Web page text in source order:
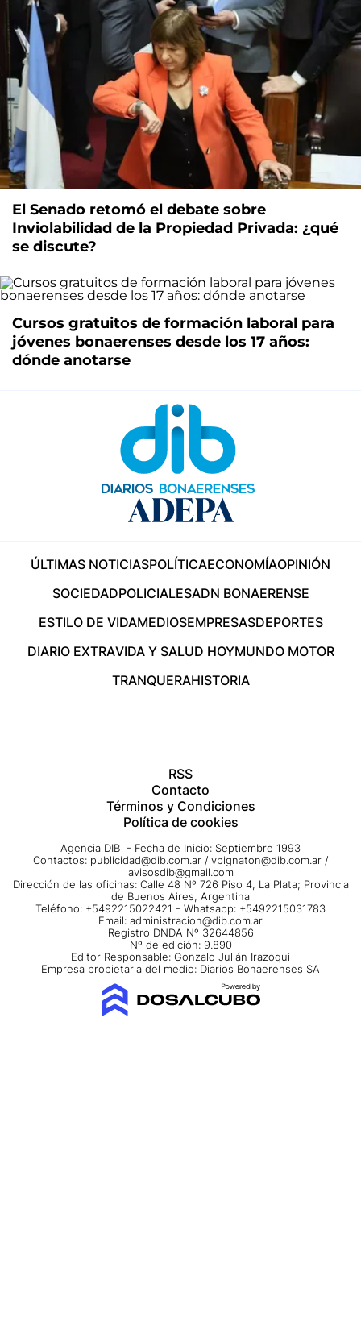
El Senado retomó el debate sobre
Inviolabilidad de la Propiedad Privada: ¿qué
se discute?
Cursos gratuitos de formación laboral para
jóvenes bonaerenses desde los 17 años:
dónde anotarse
ÚLTIMAS NOTICIASPOLÍTICAECONOMÍAOPINIÓN
SOCIEDADPOLICIALESADN BONAERENSE
ESTILO DE VIDAMEDIOSEMPRESASDEPORTES
DIARIO EXTRAVIDA Y SALUD HOYMUNDO MOTOR
TRANQUERAHISTORIA
RSS
Contacto
Términos y Condiciones
Política de cookies
Agencia DIB - Fecha de Inicio: Septiembre 1993
Contactos: publicidad@dib.com.ar / vpignaton@dib.com.ar /
avisosdib@gmail.com
Dirección de las oficinas: Calle 48 Nº 726 Piso 4, La Plata; Provincia
de Buenos Aires, Argentina
Teléfono: +5492215022421 - Whatsapp: +5492215031783
Email: administracion@dib.com.ar
Registro DNDA Nº 32644856
Nº de edición: 9.890
Editor Responsable: Gonzalo Julián Irazoqui
Empresa propietaria del medio: Diarios Bonaerenses SA